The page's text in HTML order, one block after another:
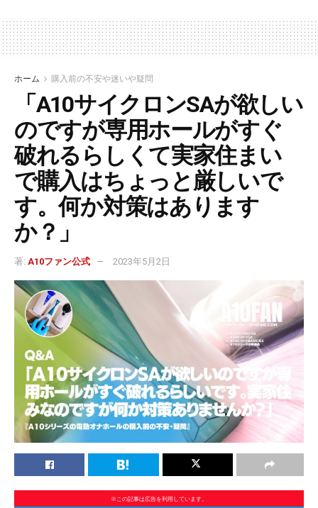
ホーム 購入前の不安や迷いや疑問
「A10サイクロンSAが欲しい
のですが専用ホールがすぐ
破れるらしくて実家住まい
で購入はちょっと厳しいで
す。何か対策はあります
か？」
著: A10ファン公式 2023年5月2日
※この記事は広告を利用しています。